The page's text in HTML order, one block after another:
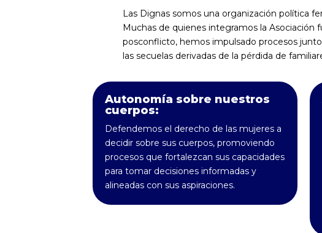
Las Dignas somos una organización política
Muchas de quienes integramos la
posconflicto, hemos impulsado procesos
las secuelas derivadas de la pérdida de
Autonomía sobre nuestros
cuerpos:
Defendemos el derecho de las mujeres a
decidir sobre sus cuerpos, promoviendo
procesos que fortalezcan sus capacidades
para tomar decisiones informadas y
alineadas con sus aspiraciones.